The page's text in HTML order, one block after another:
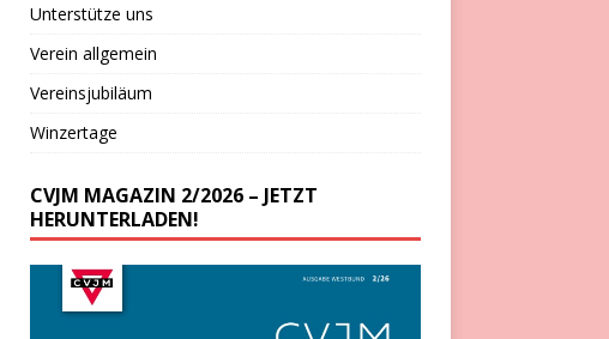
Unterstütze uns
Verein allgemein
Vereinsjubiläum
Winzertage
CVJM MAGAZIN 2/2026 – JETZT
HERUNTERLADEN!